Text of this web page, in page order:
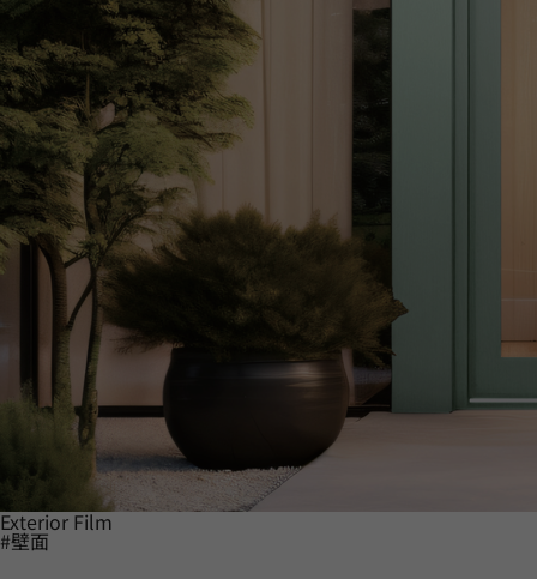
Exterior Film
#壁面